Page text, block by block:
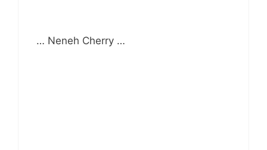
… Neneh Cherry …